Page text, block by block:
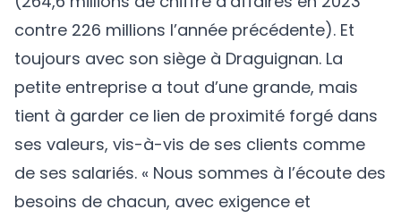
contre 226 millions l’année précédente). Et
toujours avec son siège à Draguignan. La
petite entreprise a tout d’une grande, mais
tient à garder ce lien de proximité forgé dans
ses valeurs, vis-à-vis de ses clients comme
de ses salariés. « Nous sommes à l’écoute des
besoins de chacun, avec exigence et